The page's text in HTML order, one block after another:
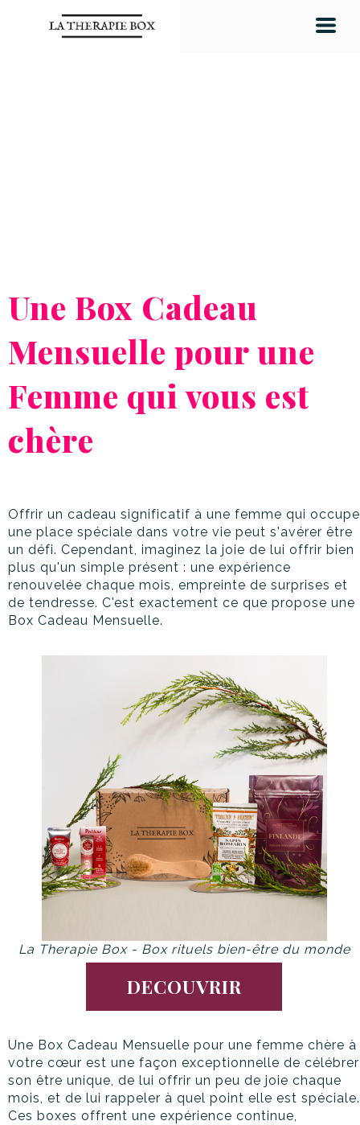
Une Box Cadeau
Mensuelle pour une
Femme qui vous est
chère
Offrir un cadeau significatif à une femme qui occupe
une place spéciale dans votre vie peut s'avérer être
un défi. Cependant, imaginez la joie de lui offrir bien
plus qu'un simple présent : une expérience
renouvelée chaque mois, empreinte de surprises et
de tendresse. C'est exactement ce que propose une
Box Cadeau Mensuelle.
La Therapie Box - Box rituels bien-être du monde
DECOUVRIR
Une Box Cadeau Mensuelle pour une femme chère à
votre cœur est une façon exceptionnelle de célébrer
son être unique, de lui offrir un peu de joie chaque
mois, et de lui rappeler à quel point elle est spéciale.
Ces boxes offrent une expérience continue,